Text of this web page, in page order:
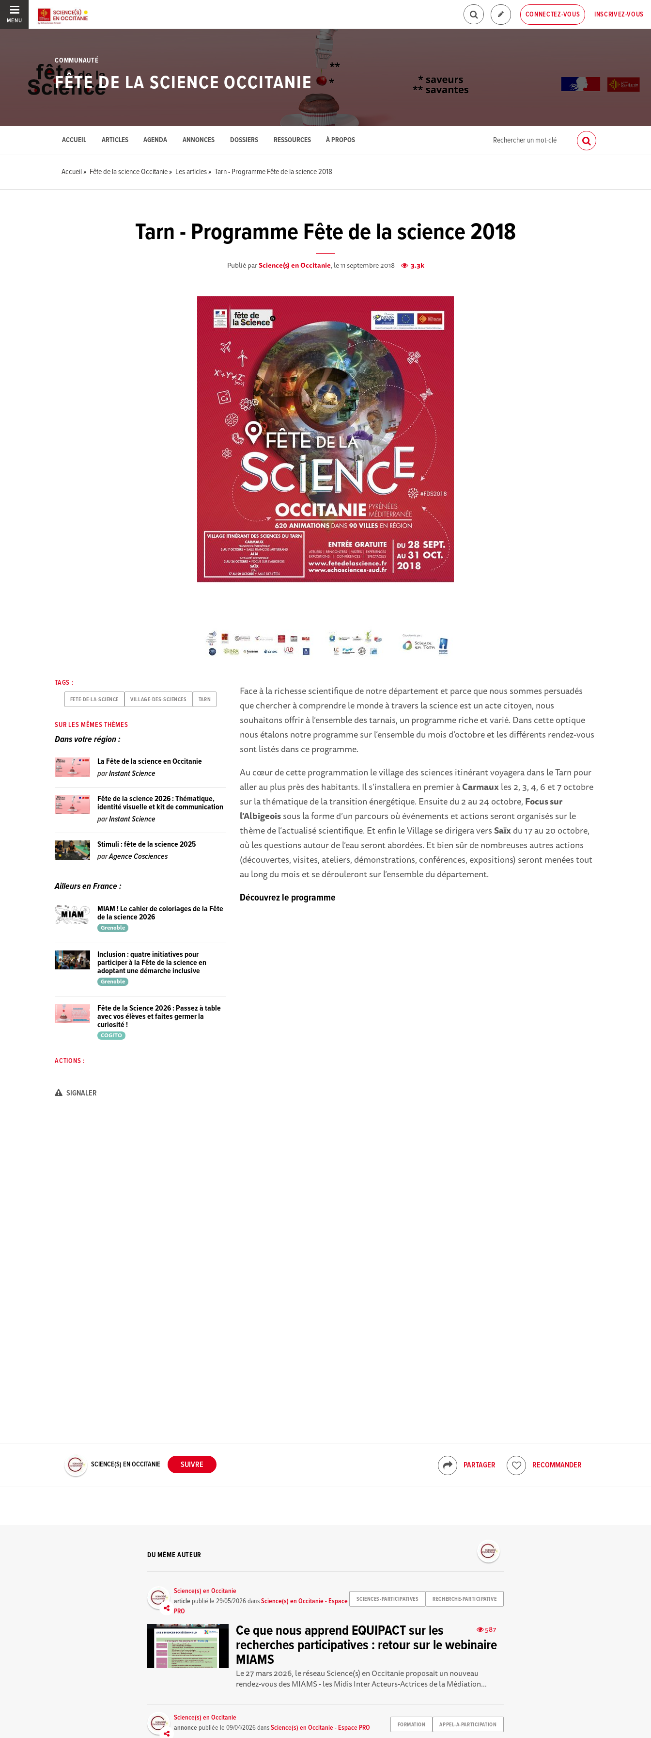
MENU
CONNECTEZ-VOUS INSCRIVEZ-VOUS
COMMUNAUTÉ
FÊTE DE LA SCIENCE OCCITANIE
ACCUEIL ARTICLES AGENDA ANNONCES DOSSIERS RESSOURCES À PROPOS
Accueil Fête de la science Occitanie Les articles Tarn - Programme Fête de la science 2018
Tarn - Programme Fête de la science 2018
Publié parScience(s) en Occitanie, le 11 septembre 2018 3.3k
Face à la richesse scientifique de notre département et parce que nous sommes persuadés
que chercher à comprendre le monde à travers la science est un acte citoyen, nous
souhaitons offrir à l’ensemble des tarnais, un programme riche et varié. Dans cette optique
nous étalons notre programme sur l’ensemble du mois d’octobre et les différents rendez-vous
sont listés dans ce programme.
Au cœur de cette programmation le village des sciences itinérant voyagera dans le Tarn pour
aller au plus près des habitants. Il s’installera en premier àCarmauxles 2, 3, 4, 6 et 7 octobre
sur la thématique de la transition énergétique. Ensuite du 2 au 24 octobre, Focus sur
l’Albigeoissous la forme d’un parcours où événements et actions seront organisés sur le
thème de l’actualisé scientifique. Et enfin le Village se dirigera versSaïxdu 17 au 20 octobre,
où les questions autour de l’eau seront abordées. Et bien sûr de nombreuses autres actions
(découvertes, visites, ateliers, démonstrations, conférences, expositions) seront menées tout
au long du mois et se dérouleront sur l’ensemble du département.
Découvrez le programme
TAGS :
FETE-DE-LA-SCIENCE VILLAGE-DES-SCIENCES TARN
SUR LES MÊMES THÈMES
Dans votre région :
La Fête de la science en Occitanie
parInstant Science
Fête de la science 2026 : Thématique,
identité visuelle et kit de communication
parInstant Science
Stimuli : fête de la science 2025
parAgence Cosciences
Ailleurs en France :
MIAM ! Le cahier de coloriages de la Fête
de la science 2026
Grenoble
Inclusion : quatre initiatives pour
participer à la Fête de la science en
adoptant une démarche inclusive
Grenoble
Fête de la Science 2026 : Passez à table
avec vos élèves et faites germer la
curiosité !
COGITO
ACTIONS :
SIGNALER
PARTAGER RECOMMANDER
SCIENCE(S) EN OCCITANIE
DU MÊME AUTEUR
SCIENCES-PARTICIPATIVES RECHERCHE-PARTICIPATIVE
Science(s) en Occitanie
article publié le29/05/2026dansScience(s) en Occitanie - Espace
PRO
587
Ce que nous apprend EQUIPACT sur les
recherches participatives : retour sur le webinaire
MIAMS
Le 27 mars 2026, le réseau Science(s) en Occitanie proposait un nouveau
rendez-vous des MIAMS - les Midis Inter Acteurs-Actrices de la Médiation...
FORMATION APPEL-A-PARTICIPATION
Science(s) en Occitanie
annonce publiée le09/04/2026dansScience(s) en Occitanie - Espace PRO